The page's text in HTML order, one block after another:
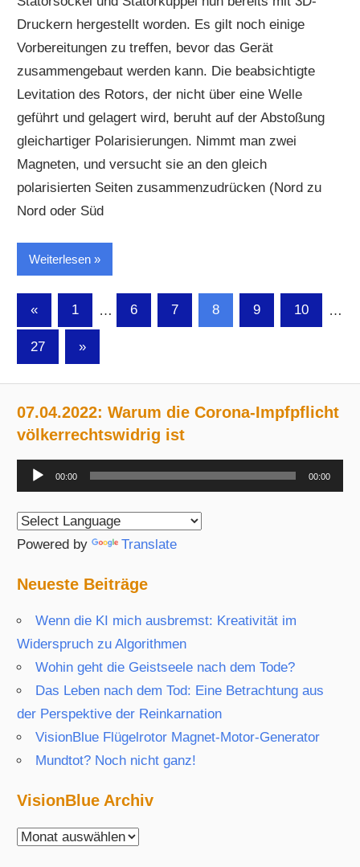
Druckern hergestellt worden. Es gilt noch einige
Vorbereitungen zu treffen, bevor das Gerät
zusammengebaut werden kann. Die beabsichtigte
Levitation des Rotors, der nicht über eine Welle
geführt und gelagert wird, beruht auf der Abstoßung
gleichartiger Polarisierungen. Nimmt man zwei
Magneten, und versucht sie an den gleich
polarisierten Seiten zusammenzudrücken (Nord zu
Nord oder Süd
Weiterlesen
Seitennummerierung
der
Beiträge
«Vorherige
Beiträge
1 … 6 7 8 9 10 …
27
Nächste
Beiträge
»
07.04.2022: Warum die Corona-Impfpflicht
völkerrechtswidrig ist
Audio-
Player
00:00 00:00
Powered by Translate
Neueste Beiträge
Wenn die KI mich ausbremst: Kreativität im
Widerspruch zu Algorithmen
Wohin geht die Geistseele nach dem Tode?
Das Leben nach dem Tod: Eine Betrachtung aus
der Perspektive der Reinkarnation
VisionBlue Flügelrotor Magnet-Motor-Generator
Mundtot? Noch nicht ganz!
VisionBlue Archiv
VisionBlue